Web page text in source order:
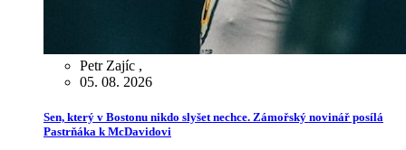
Petr Zajíc ,
05. 08. 2026
Sen, který v Bostonu nikdo slyšet nechce. Zámořský novinář posílá
Pastrňáka k McDavidovi